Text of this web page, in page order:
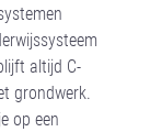
altijd C-
grondwerk.
op een